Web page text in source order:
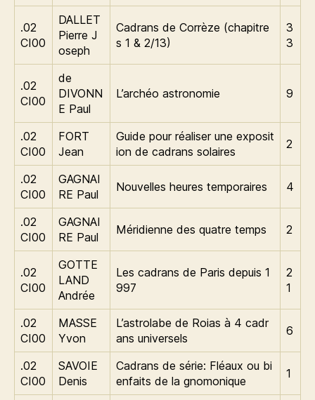
.02
CI00
DALLET
Pierre J
oseph
Cadrans de Corrèze (chapitre
s 1 & 2/13)
3
3
.02
CI00
de
DIVONN
E Paul
L’archéo astronomie 9
.02
CI00
FORT
Jean
Guide pour réaliser une exposit
ion de cadrans solaires
2
.02
CI00
GAGNAI
RE Paul
Nouvelles heures temporaires 4
.02
CI00
GAGNAI
RE Paul
Méridienne des quatre temps 2
.02
CI00
GOTTE
LAND
Andrée
Les cadrans de Paris depuis 1
997
2
1
.02
CI00
MASSE
Yvon
L’astrolabe de Roias à 4 cadr
ans universels
6
.02
CI00
SAVOIE
Denis
Cadrans de série: Fléaux ou bi
enfaits de la gnomonique
1